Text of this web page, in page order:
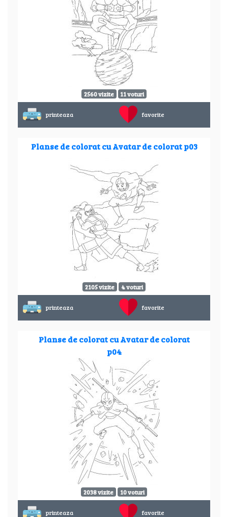
2560 vizite 11 voturi
printeaza favorite
Planse de colorat cu Avatar de colorat p03
2105 vizite 4 voturi
printeaza favorite
Planse de colorat cu Avatar de colorat
p04
2038 vizite 10 voturi
printeaza favorite